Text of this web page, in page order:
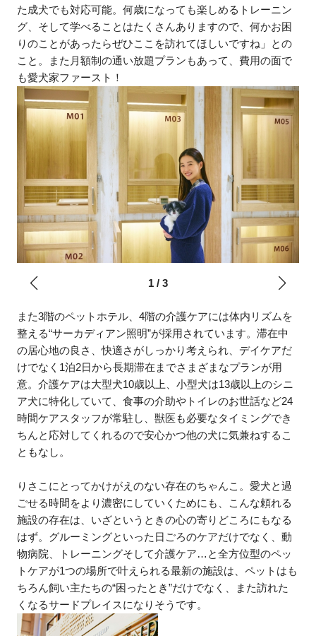
た成犬でも対応可能。何歳になっても楽しめるトレーニン
グ、そして学べることはたくさんありますので、何かお困
りのことがあったらぜひここを訪れてほしいですね」との
こと。また月額制の通い放題プランもあって、費用の面で
も愛犬家ファースト！
1/ 3
また3階のペットホテル、4階の介護ケアには体内リズムを
整える“サーカディアン照明”が採用されています。滞在中
の居心地の良さ、快適さがしっかり考えられ、デイケアだ
けでなく1泊2日から長期滞在までさまざまなプランが用
意。介護ケアは大型犬10歳以上、小型犬は13歳以上のシニ
ア犬に特化していて、食事の介助やトイレのお世話など24
時間ケアスタッフが常駐し、獣医も必要なタイミングでき
ちんと応対してくれるので安心かつ他の犬に気兼ねするこ
ともなし。
りさこにとってかけがえのない存在のちゃんこ。愛犬と過
ごせる時間をより濃密にしていくためにも、こんな頼れる
施設の存在は、いざというときの心の寄りどころにもなる
はず。グルーミングといった日ごろのケアだけでなく、動
物病院、トレーニングそして介護ケア…と全方位型のペッ
トケアが1つの場所で叶えられる最新の施設は、ペットはも
ちろん飼い主たちの“困ったとき”だけでなく、また訪れた
くなるサードプレイスになりそうです。